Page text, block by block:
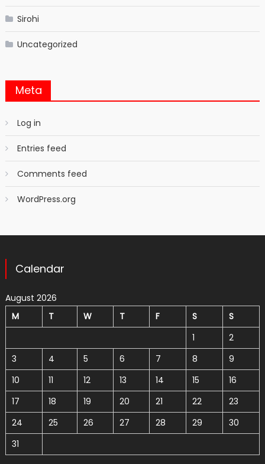
Sirohi
Uncategorized
Meta
Log in
Entries feed
Comments feed
WordPress.org
Calendar
August 2026
M
T W T F S
S
1
2
3
4 5 6 7 8
9
10
11 12 13 14 15
16
17
18 19 20 21 22
23
24
25 26 27 28 29
30
31